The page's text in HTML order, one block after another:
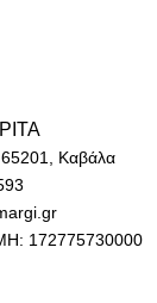
Καβάλα
172775730000